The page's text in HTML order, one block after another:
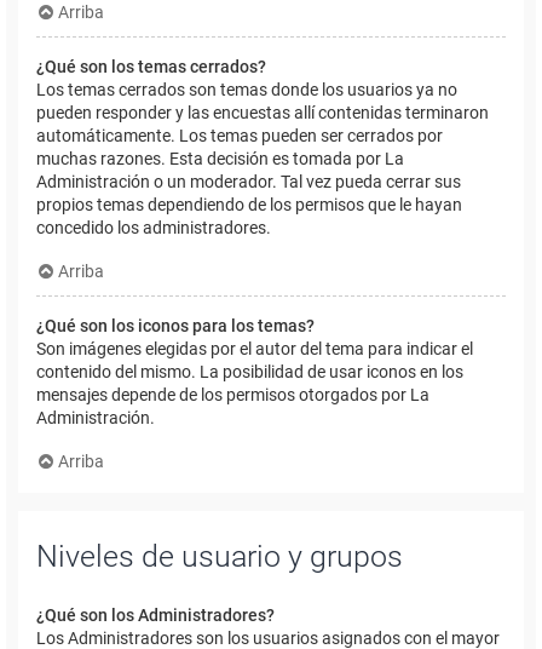
Arriba
¿Qué son los temas cerrados?
Los temas cerrados son temas donde los usuarios ya no
pueden responder y las encuestas allí contenidas terminaron
automáticamente. Los temas pueden ser cerrados por
muchas razones. Esta decisión es tomada por La
Administración o un moderador. Tal vez pueda cerrar sus
propios temas dependiendo de los permisos que le hayan
concedido los administradores.
Arriba
¿Qué son los iconos para los temas?
Son imágenes elegidas por el autor del tema para indicar el
contenido del mismo. La posibilidad de usar iconos en los
mensajes depende de los permisos otorgados por La
Administración.
Arriba
Niveles de usuario y grupos
¿Qué son los Administradores?
Los Administradores son los usuarios asignados con el mayor